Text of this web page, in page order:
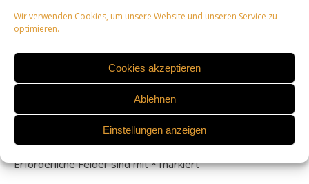
Wir verwenden Cookies, um unsere Website und unseren Service zu
optimieren.
Cookies akzeptieren
Ablehnen
Einstellungen anzeigen
Fantasy (Romantasy ist sowieso das beste) und Thriller.
Viel Spaß beim Erkunden meines Buchblogs!
LEAVE A REPLY
Deine E-Mail-Adresse wird nicht veröffentlicht.
Erforderliche Felder sind mit*markiert